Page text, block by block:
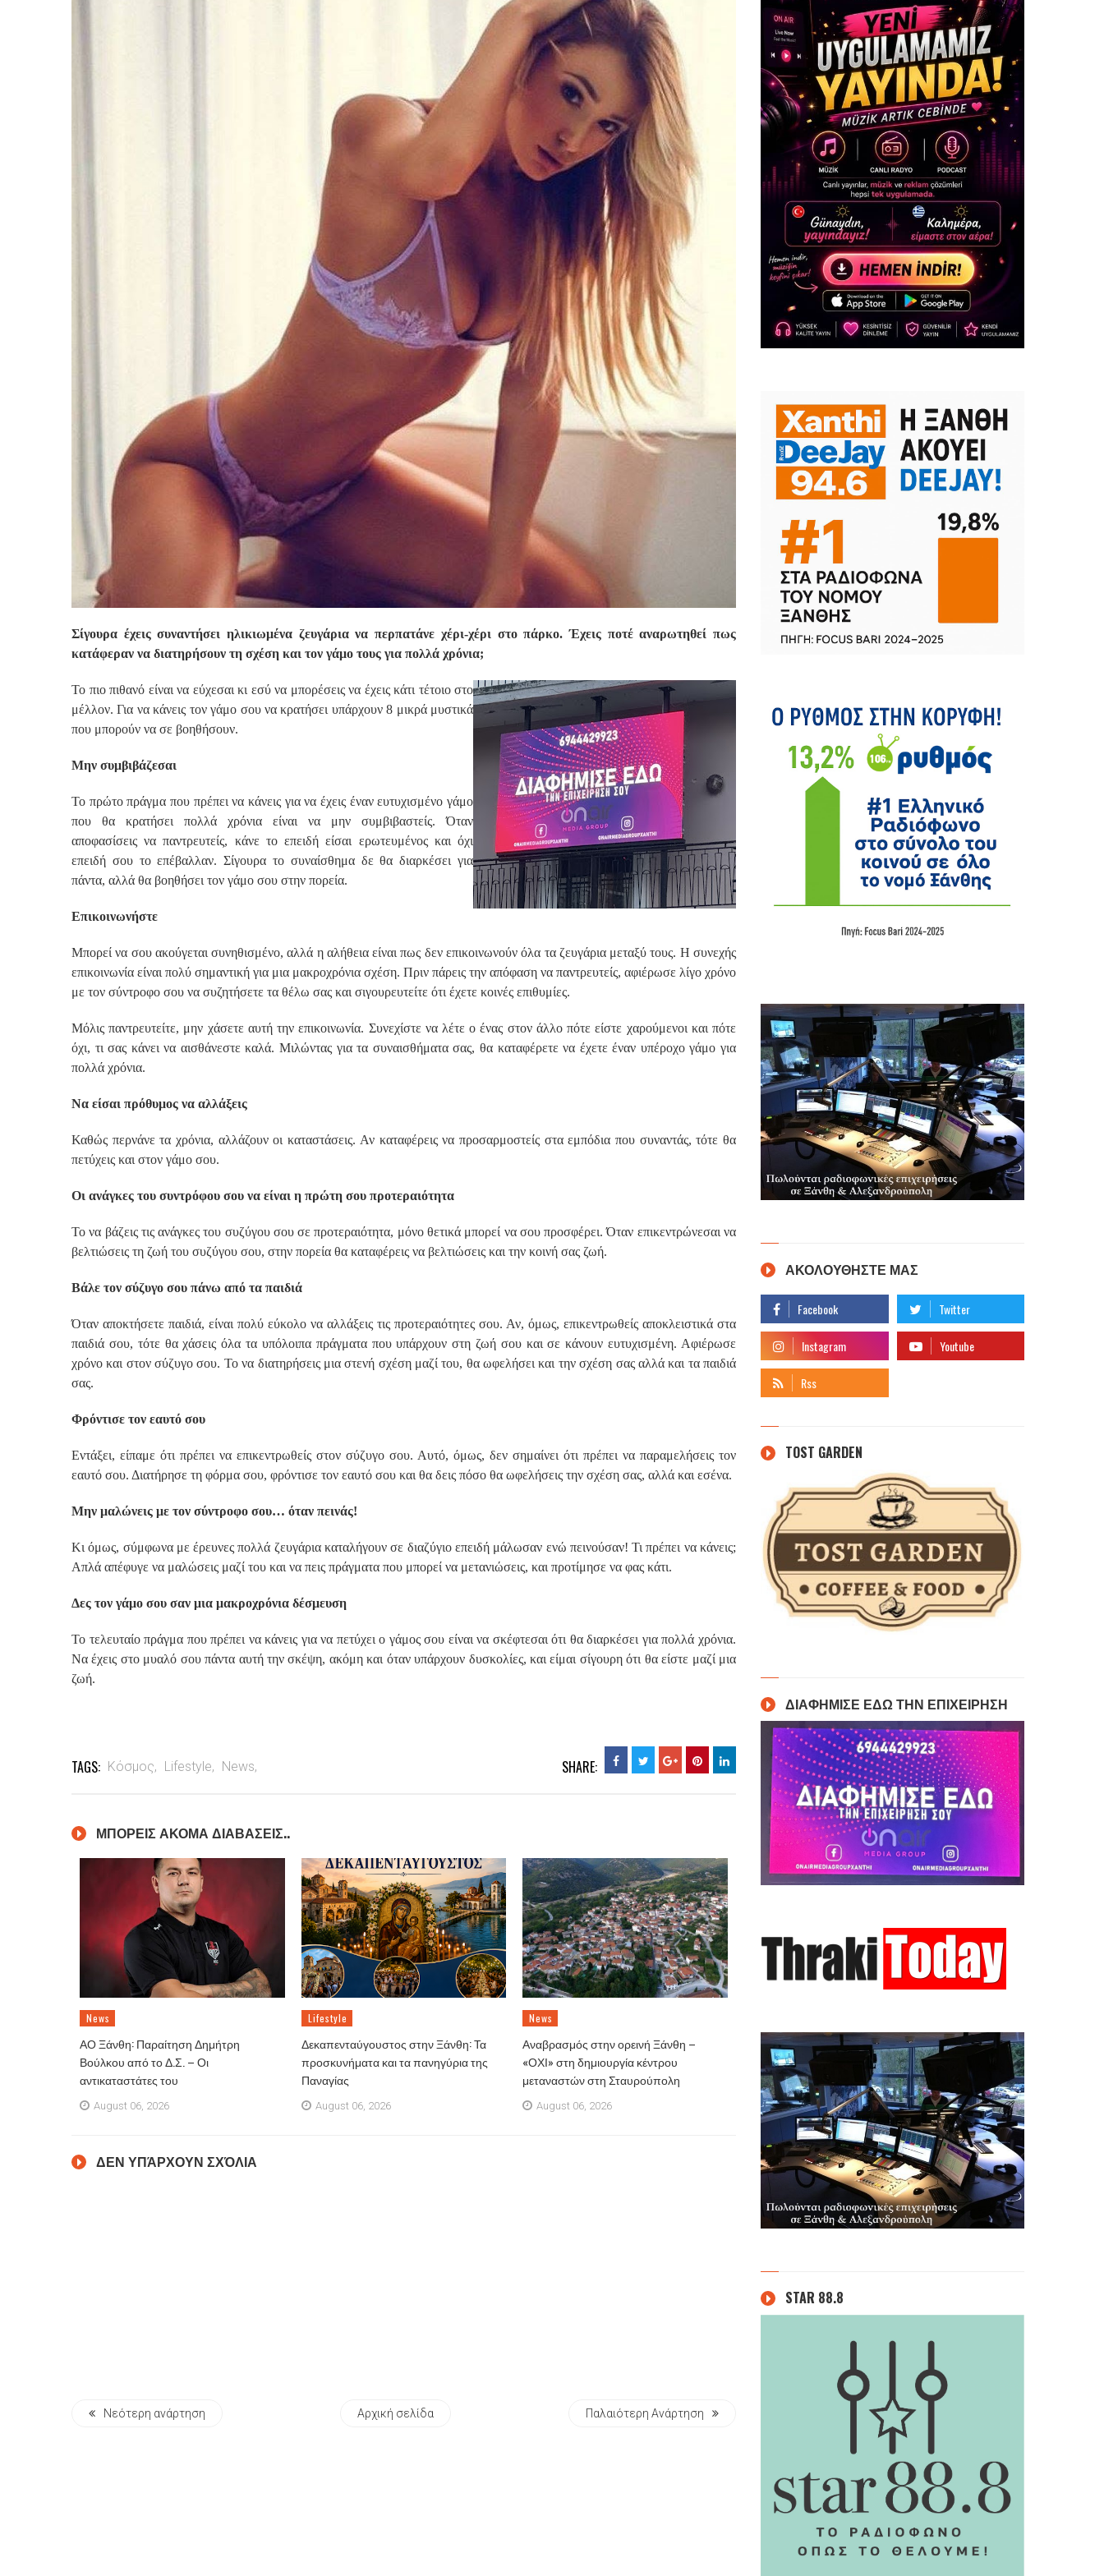
Σίγουρα έχεις συναντήσει ηλικιωμένα ζευγάρια να περπατάνε χέρι-χέρι στο πάρκο. Έχεις ποτέ αναρωτηθεί πως
κατάφεραν να διατηρήσουν τη σχέση και τον γάμο τους για πολλά χρόνια;
Το πιο πιθανό είναι να εύχεσαι κι εσύ να μπορέσεις να έχεις κάτι τέτοιο στο
μέλλον. Για να κάνεις τον γάμο σου να κρατήσει υπάρχουν 8 μικρά μυστικά
που μπορούν να σε βοηθήσουν.
Μην συμβιβάζεσαι
Το πρώτο πράγμα που πρέπει να κάνεις για να έχεις έναν ευτυχισμένο γάμο
που θα κρατήσει πολλά χρόνια είναι να μην συμβιβαστείς. Όταν
αποφασίσεις να παντρευτείς, κάνε το επειδή είσαι ερωτευμένος και όχι
επειδή σου το επέβαλλαν. Σίγουρα το συναίσθημα δε θα διαρκέσει για
πάντα, αλλά θα βοηθήσει τον γάμο σου στην πορεία.
Επικοινωνήστε
Μπορεί να σου ακούγεται συνηθισμένο, αλλά η αλήθεια είναι πως δεν επικοινωνούν όλα τα ζευγάρια μεταξύ τους. Η συνεχής
επικοινωνία είναι πολύ σημαντική για μια μακροχρόνια σχέση. Πριν πάρεις την απόφαση να παντρευτείς, αφιέρωσε λίγο χρόνο
με τον σύντροφο σου να συζητήσετε τα θέλω σας και σιγουρευτείτε ότι έχετε κοινές επιθυμίες.
Μόλις παντρευτείτε, μην χάσετε αυτή την επικοινωνία. Συνεχίστε να λέτε ο ένας στον άλλο πότε είστε χαρούμενοι και πότε
όχι, τι σας κάνει να αισθάνεστε καλά. Μιλώντας για τα συναισθήματα σας, θα καταφέρετε να έχετε έναν υπέροχο γάμο για
πολλά χρόνια.
Να είσαι πρόθυμος να αλλάξεις
Καθώς περνάνε τα χρόνια, αλλάζουν οι καταστάσεις. Αν καταφέρεις να προσαρμοστείς στα εμπόδια που συναντάς, τότε θα
πετύχεις και στον γάμο σου.
Οι ανάγκες του συντρόφου σου να είναι η πρώτη σου προτεραιότητα
Το να βάζεις τις ανάγκες του συζύγου σου σε προτεραιότητα, μόνο θετικά μπορεί να σου προσφέρει. Όταν επικεντρώνεσαι να
βελτιώσεις τη ζωή του συζύγου σου, στην πορεία θα καταφέρεις να βελτιώσεις και την κοινή σας ζωή.
Βάλε τον σύζυγο σου πάνω από τα παιδιά
Όταν αποκτήσετε παιδιά, είναι πολύ εύκολο να αλλάξεις τις προτεραιότητες σου. Αν, όμως, επικεντρωθείς αποκλειστικά στα
παιδιά σου, τότε θα χάσεις όλα τα υπόλοιπα πράγματα που υπάρχουν στη ζωή σου και σε κάνουν ευτυχισμένη. Αφιέρωσε
χρόνο και στον σύζυγο σου. Το να διατηρήσεις μια στενή σχέση μαζί του, θα ωφελήσει και την σχέση σας αλλά και τα παιδιά
σας.
Φρόντισε τον εαυτό σου
Εντάξει, είπαμε ότι πρέπει να επικεντρωθείς στον σύζυγο σου. Αυτό, όμως, δεν σημαίνει ότι πρέπει να παραμελήσεις τον
εαυτό σου. Διατήρησε τη φόρμα σου, φρόντισε τον εαυτό σου και θα δεις πόσο θα ωφελήσεις την σχέση σας, αλλά και εσένα.
Μην μαλώνεις με τον σύντροφο σου… όταν πεινάς!
Κι όμως, σύμφωνα με έρευνες πολλά ζευγάρια καταλήγουν σε διαζύγιο επειδή μάλωσαν ενώ πεινούσαν! Τι πρέπει να κάνεις;
Απλά απέφυγε να μαλώσεις μαζί του και να πεις πράγματα που μπορεί να μετανιώσεις, και προτίμησε να φας κάτι.
Δες τον γάμο σου σαν μια μακροχρόνια δέσμευση
Το τελευταίο πράγμα που πρέπει να κάνεις για να πετύχει ο γάμος σου είναι να σκέφτεσαι ότι θα διαρκέσει για πολλά χρόνια.
Να έχεις στο μυαλό σου πάντα αυτή την σκέψη, ακόμη και όταν υπάρχουν δυσκολίες, και είμαι σίγουρη ότι θα είστε μαζί μια
ζωή.
TAGS: Κόσμος, Lifestyle, News, SHARE:
ΜΠΟΡΕΙΣ ΑΚΟΜΑ ΔΙΑΒΑΣΕΙΣ..
News
ΑΟ Ξάνθη: Παραίτηση Δημήτρη
Βούλκου από το Δ.Σ. – Οι
αντικαταστάτες του
August 06, 2026
Lifestyle
Δεκαπενταύγουστος στην Ξάνθη: Τα
προσκυνήματα και τα πανηγύρια της
Παναγίας
August 06, 2026
News
Αναβρασμός στην ορεινή Ξάνθη –
«ΟΧΙ» στη δημιουργία κέντρου
μεταναστών στη Σταυρούπολη
August 06, 2026
ΔΕΝ ΥΠΆΡΧΟΥΝ ΣΧΌΛΙΑ
Νεότερη ανάρτηση Αρχική σελίδα Παλαιότερη Ανάρτηση
ΑΚΟΛΟΥΘΗΣΤΕ ΜΑΣ
TOST GARDEN
ΔΙΑΦΗΜΙΣΕ ΕΔΩ ΤΗΝ ΕΠΙΧΕΙΡΗΣΗ
STAR 88.8